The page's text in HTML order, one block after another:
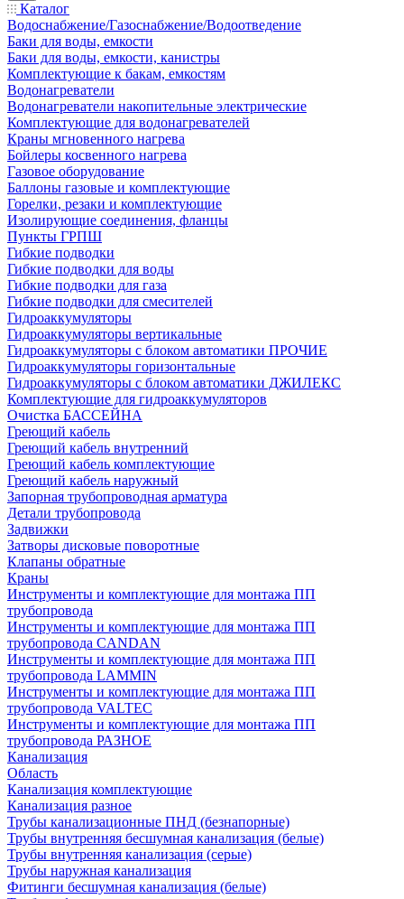
Каталог
Водоснабжение/Газоснабжение/Водоотведение
Баки для воды, емкости
Баки для воды, емкости, канистры
Комплектующие к бакам, емкостям
Водонагреватели
Водонагреватели накопительные электрические
Комплектующие для водонагревателей
Краны мгновенного нагрева
Бойлеры косвенного нагрева
Газовое оборудование
Баллоны газовые и комплектующие
Горелки, резаки и комплектующие
Изолирующие соединения, фланцы
Пункты ГРПШ
Гибкие подводки
Гибкие подводки для воды
Гибкие подводки для газа
Гибкие подводки для смесителей
Гидроаккумуляторы
Гидроаккумуляторы вертикальные
Гидроаккумуляторы с блоком автоматики ПРОЧИЕ
Гидроаккумуляторы горизонтальные
Гидроаккумуляторы с блоком автоматики ДЖИЛЕКС
Комплектующие для гидроаккумуляторов
Очистка БАССЕЙНА
Греющий кабель
Греющий кабель внутренний
Греющий кабель комплектующие
Греющий кабель наружный
Запорная трубопроводная арматура
Детали трубопровода
Задвижки
Затворы дисковые поворотные
Клапаны обратные
Краны
Инструменты и комплектующие для монтажа ПП
трубопровода
Инструменты и комплектующие для монтажа ПП
трубопровода CANDAN
Инструменты и комплектующие для монтажа ПП
трубопровода LAMMIN
Инструменты и комплектующие для монтажа ПП
трубопровода VALTEC
Инструменты и комплектующие для монтажа ПП
трубопровода РАЗНОЕ
Канализация
Область
Канализация комплектующие
Канализация разное
Трубы канализационные ПНД (безнапорные)
Трубы внутренняя бесшумная канализация (белые)
Трубы внутренняя канализация (серые)
Трубы наружная канализация
Фитинги бесшумная канализация (белые)